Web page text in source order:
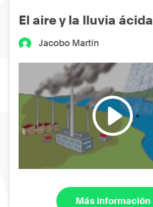
El aire y la lluvia ácida
Jacobo Martín
Más información